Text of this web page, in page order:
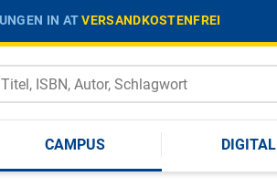
IN ATVERSANDKOSTENFREI
CAMPUS DIGITAL